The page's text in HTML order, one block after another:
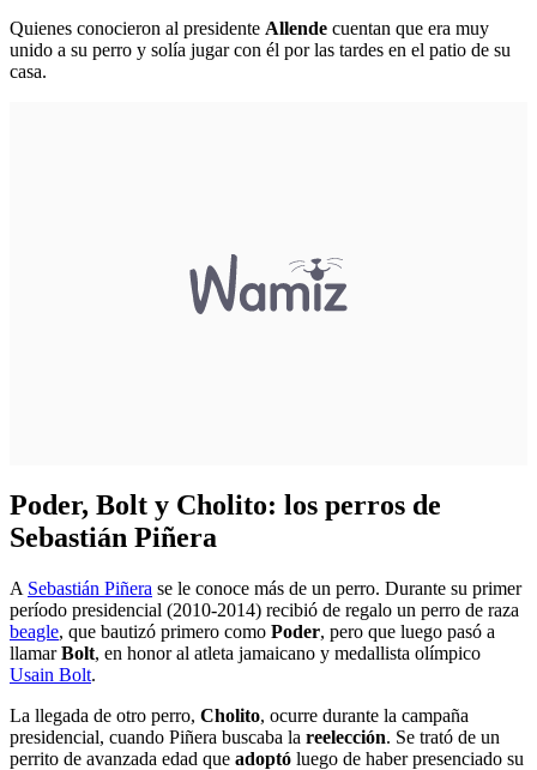
Quienes conocieron al presidente Allende cuentan que era muy
unido a su perro y solía jugar con él por las tardes en el patio de su
casa.
Poder, Bolt y Cholito: los perros de
Sebastián Piñera
A Sebastián Piñera se le conoce más de un perro. Durante su primer
período presidencial (2010-2014) recibió de regalo un perro de raza
beagle, que bautizó primero como Poder, pero que luego pasó a
llamarBolt, en honor al atleta jamaicano y medallista olímpico
Usain Bolt.
La llegada de otro perro, Cholito, ocurre durante la campaña
presidencial, cuando Piñera buscaba la reelección. Se trató de un
perrito de avanzada edad que adoptó luego de haber presenciado su